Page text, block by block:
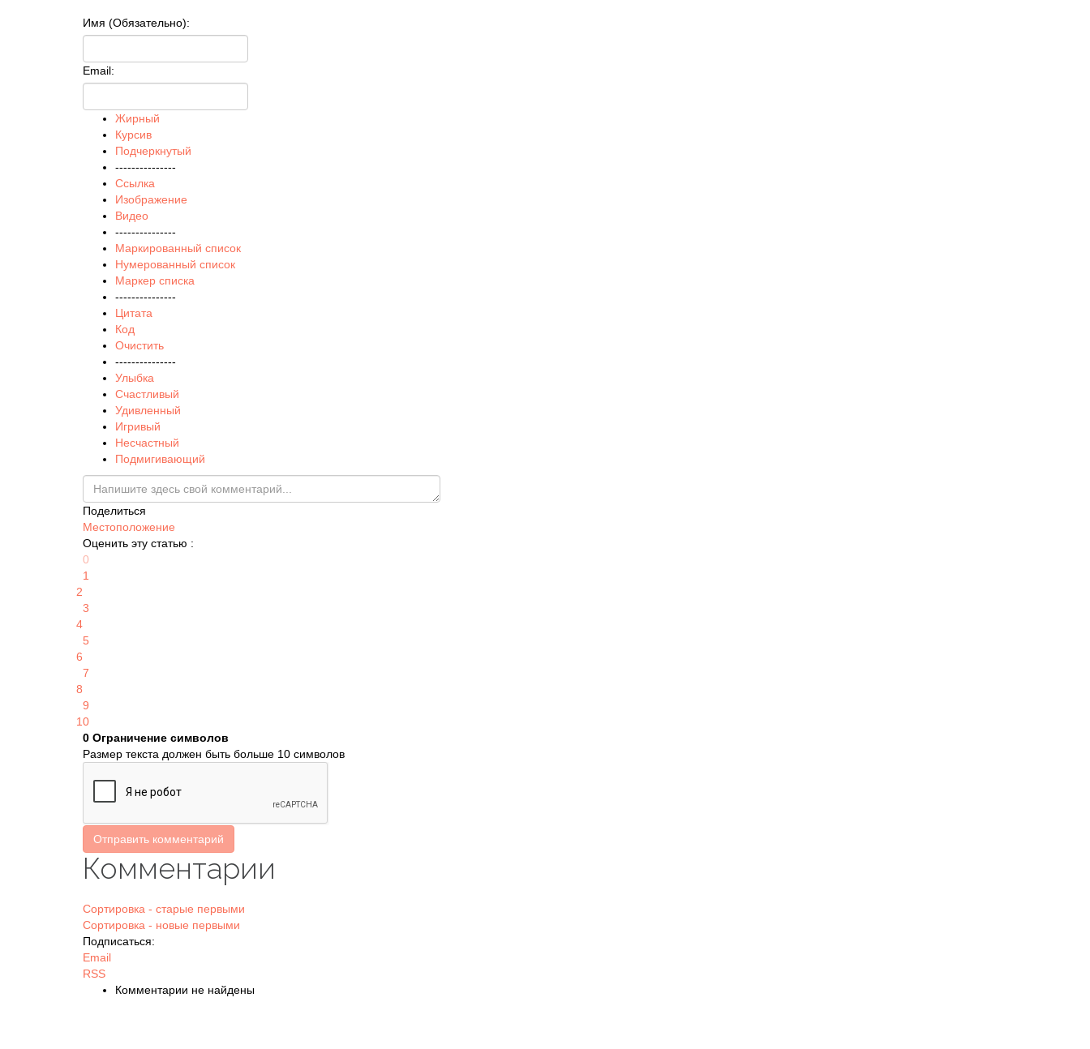
Имя (Обязательно):
Email:
Жирный
Курсив
Подчеркнутый
---------------
Ссылка
Изображение
Видео
---------------
Маркированный список
Нумерованный список
Маркер списка
---------------
Цитата
Код
Очистить
---------------
Улыбка
Счастливый
Удивленный
Игривый
Несчастный
Подмигивающий
Поделиться
Местоположение
Оценить эту статью :
0
1
2
3
4
5
6
7
8
9
10
0 Ограничение символов
Размер текста должен быть больше 10 символов
Отправить комментарий
Комментарии
Сортировка - старые первыми
Сортировка - новые первыми
Подписаться:
Email
RSS
Комментарии не найдены